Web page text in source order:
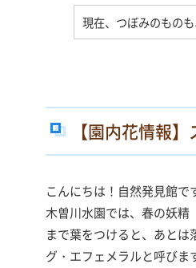
現在、つぼみのもの
【園内花情報
こんにちは！自然発見館
木曽川水園では、春の妖
まで葉をつけると、あと
グ・エフェメラルと呼びま